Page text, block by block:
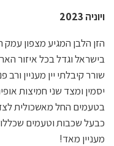
ויוניה 2023
הזן הלבן המגיע מצפון עמק
בישראל וגדל בכל איזור
שורר קיבלתי יין מעניין
יסמין ומצד שני חמיצות
בטעמים החל מאשכולית לצד
כבעל שכבות וטעמים שכללו
מעניין מאד!